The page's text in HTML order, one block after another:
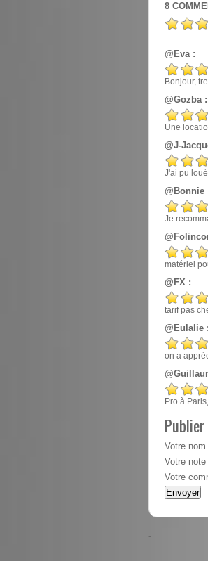
8
@Eva :
Bonjour,
@Gozba :
Une
@J-
J'ai pu
@Bonnie
Je
matériel
@FX :
tarif pas
@Eulalie :
on a
Pro à
Votre nom
Votre note
Votre
-